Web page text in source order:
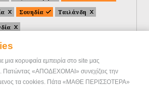
μια κορυφαία εμπειρία στο site μας
Πατώντας «ΑΠΟΔΕΧΟΜΑΙ» συνεχίζεις την
τα cookies. Πάτα «ΜΑΘΕ ΠΕΡΙΣΣΟΤΕΡΑ»
Σουηδία
Ταιλάνδη